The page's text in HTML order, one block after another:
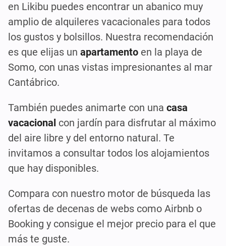
en Likibu puedes encontrar un abanico muy
amplio de alquileres vacacionales para todos
los gustos y bolsillos. Nuestra recomendación
es que elijas un apartamento en la playa de
Somo, con unas vistas impresionantes al mar
Cantábrico.
También puedes animarte con una casa
vacacional con jardín para disfrutar al máximo
del aire libre y del entorno natural. Te
invitamos a consultar todos los alojamientos
que hay disponibles.
Compara con nuestro motor de búsqueda las
ofertas de decenas de webs como Airbnb o
Booking y consigue el mejor precio para el que
más te guste.